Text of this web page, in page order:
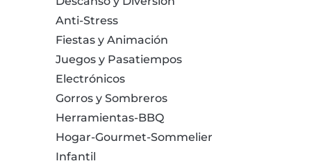
Anti-Stress
Fiestas y Animación
Juegos y Pasatiempos
Electrónicos
Gorros y Sombreros
Herramientas-BBQ
Hogar-Gourmet-Sommelier
Infantil